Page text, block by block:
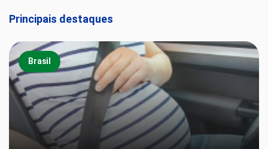
Principais destaques
Brasil